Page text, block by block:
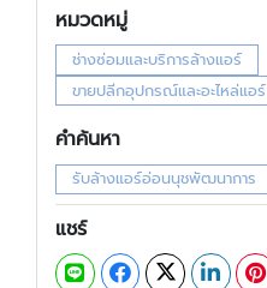
หมวดหมู่
ช่างซ่อมและบริการล้างแอร์
ขายปลีกอุปกรณ์และอะไหล่แอร์
คำค้นหา
รับล้างแอร์อ่อนนุชพัฒนาการ
แชร์